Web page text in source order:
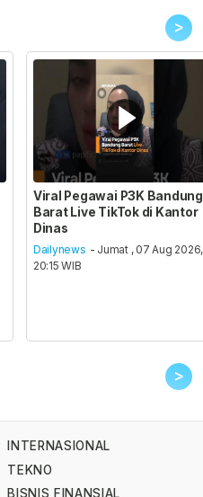
>
Viral Pegawai P3K Bandung
Barat Live TikTok di Kantor
Dinas
Dailynews - Jumat , 07 Aug 2026,
20:15 WIB
>
INTERNASIONAL
TEKNO
BISNIS FINANSIAL